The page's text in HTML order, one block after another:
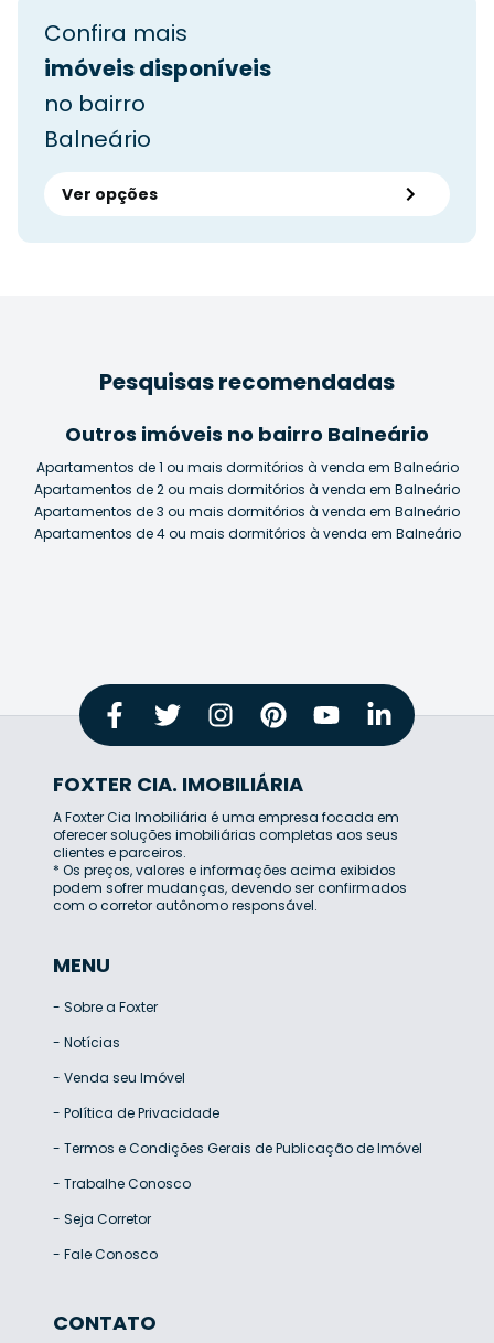
Confira mais
imóveis disponíveis
no bairro
Balneário
Ver opções
Pesquisas recomendadas
Outros imóveis no bairro Balneário
Apartamentos de 1 ou mais dormitórios à venda em Balneário
Apartamentos de 2 ou mais dormitórios à venda em Balneário
Apartamentos de 3 ou mais dormitórios à venda em Balneário
Apartamentos de 4 ou mais dormitórios à venda em Balneário
FOXTER CIA. IMOBILIÁRIA
A Foxter Cia Imobiliária é uma empresa focada em
oferecer soluções imobiliárias completas aos seus
clientes e parceiros.
* Os preços, valores e informações acima exibidos
podem sofrer mudanças, devendo ser confirmados
com o corretor autônomo responsável.
MENU
- Sobre a Foxter
- Notícias
- Venda seu Imóvel
- Política de Privacidade
- Termos e Condições Gerais de Publicação de Imóvel
- Trabalhe Conosco
- Seja Corretor
- Fale Conosco
CONTATO